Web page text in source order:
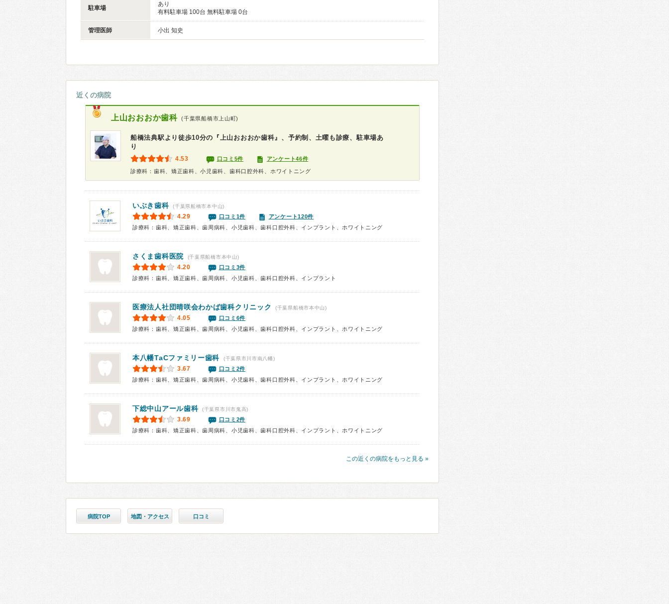
駐車場
あり
有料駐車場 100台 無料駐車場 0台
管理医師 小出 知史
近くの病院
上山おおおか歯科 (千葉県船橋市上山町)
船橋法典駅より徒歩10分の『上山おおおか歯科』、予約制、土曜も診療、駐車場あ
り
4.53 口コミ5件 アンケート46件
診療科：歯科、矯正歯科、小児歯科、歯科口腔外科、ホワイトニング
いぶき歯科 (千葉県船橋市本中山)
4.29 口コミ1件
アンケート120件
診療科：歯科、矯正歯科、歯周病科、小児歯科、歯科口腔外科、インプラント、ホワイトニング
さくま歯科医院 (千葉県船橋市本中山)
4.20
口コミ3件
診療科：歯科、矯正歯科、歯周病科、小児歯科、歯科口腔外科、インプラント
医療法人社団晴咲会わかば歯科クリニック (千葉県船橋市本中山)
4.05
口コミ6件
診療科：歯科、矯正歯科、歯周病科、小児歯科、歯科口腔外科、インプラント、ホワイトニング
本八幡TaCファミリー歯科 (千葉県市川市南八幡)
3.67
口コミ2件
診療科：歯科、矯正歯科、歯周病科、小児歯科、歯科口腔外科、インプラント、ホワイトニング
下総中山アール歯科 (千葉県市川市鬼高)
3.69
口コミ2件
診療科：歯科、矯正歯科、歯周病科、小児歯科、歯科口腔外科、インプラント、ホワイトニング
この近くの病院をもっと見る »
病院TOP 地図・アクセス 口コミ